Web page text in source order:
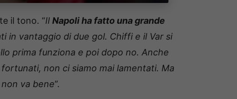
il tono. “Il Napoli ha fatto una grande
in vantaggio di due gol. Chiffi e il Var si
prima funziona e poi dopo no. Anche
non ci siamo mai lamentati. Ma
va bene”.